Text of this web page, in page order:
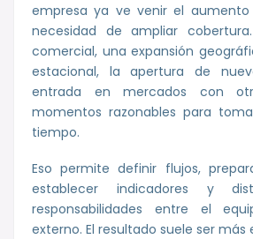
empresa ya ve venir el
necesidad de ampliar
comercial, una expansión
estacional, la apertura de
entrada en mercados con
momentos razonables para
tiempo.
Eso permite definir flujos,
establecer indicadores y
responsabilidades entre el
externo. El resultado suele ser más